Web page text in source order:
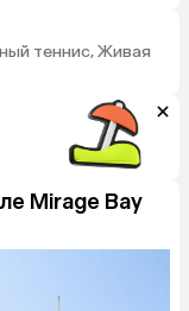
теннис, Живая
Mirage Bay